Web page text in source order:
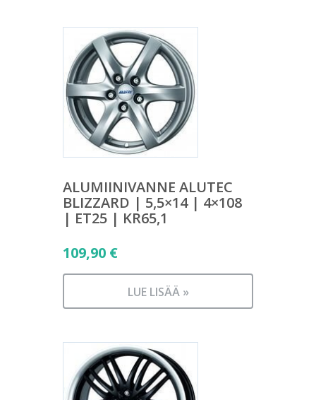
ALUMIINIVANNE ALUTEC
BLIZZARD | 5,5×14 | 4×108
| ET25 | KR65,1
109,90 €
LUE LISÄÄ »